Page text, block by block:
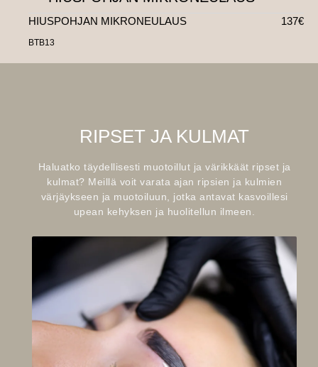
HIUSPOHJAN MIKRONEULAUS 137€
BTB13
RIPSET JA KULMAT
Haluatko täydellisesti muotoillut ja värikkäät ripset ja
kulmat? Meillä voit varata ajan ripsien ja kulmien
värjäykseen ja muotoiluun, jotka antavat kasvoillesi
upean kehyksen ja huolitellun ilmeen.